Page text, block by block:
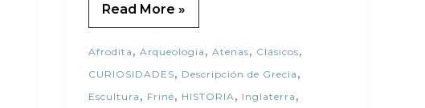
Read More »
Afrodita , Arqueologia , Atenas, Clásicos,
CURIOSIDADES, Descripción de Grecia ,
Escultura , Friné, HISTORIA, Inglaterra ,